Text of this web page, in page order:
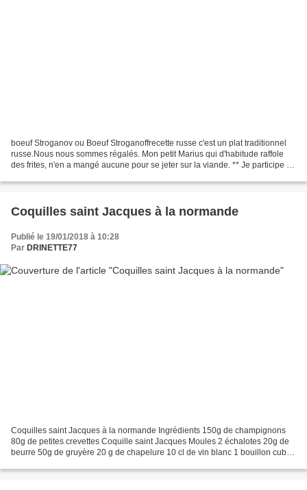
boeuf Stroganov ou Boeuf Stroganoffrecette russe c'est un plat traditionnel
russe.Nous nous sommes régalés. Mon petit Marius qui d'habitude raffole
des frites, n'en a mangé aucune pour se jeter sur la viande. ** Je participe à
Coquilles saint Jacques à la normande
Publié le 19/01/2018 à 10:28
Par DRINETTE77
Coquilles saint Jacques à la normande Ingrédients 150g de champignons
80g de petites crevettes Coquille saint Jacques Moules 2 échalotes 20g de
beurre 50g de gruyère 20 g de chapelure 10 cl de vin blanc 1 bouillon cube